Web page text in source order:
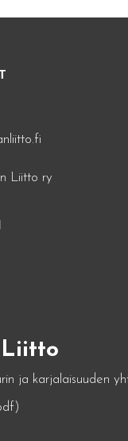
Liitto ry
ja karjalaisuuden